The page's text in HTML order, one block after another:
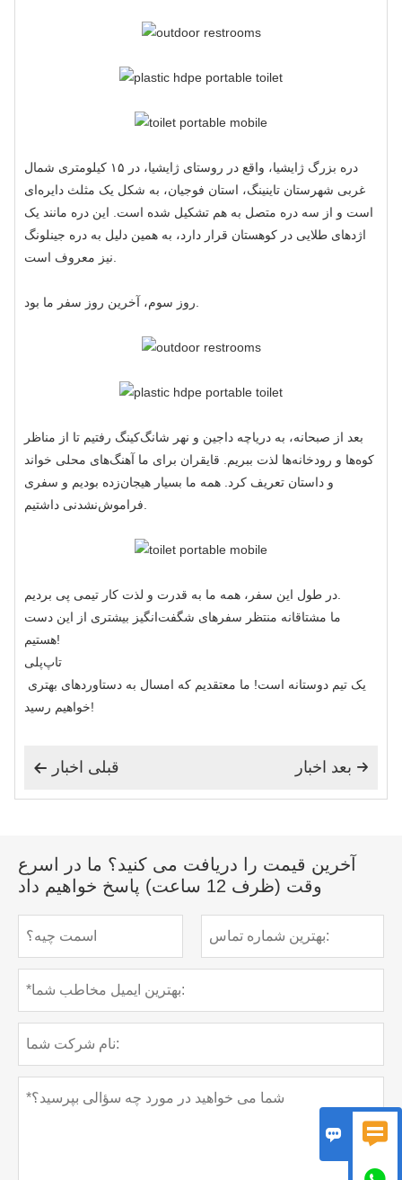
دره بزرگ ژایشیا، واقع در روستای ژایشیا، در ۱۵ کیلومتری شمال
غربی شهرستان تاینینگ، استان فوجیان، به شکل یک مثلث دایره‌ای
است و از سه دره متصل به هم تشکیل شده است. این دره مانند یک
اژدهای طلایی در کوهستان قرار دارد، به همین دلیل به دره جینلونگ
بعد از صبحانه، به دریاچه داجین و نهر شانگ‌کینگ رفتیم تا از مناظر
کوه‌ها و رودخانه‌ها لذت ببریم. قایقران برای ما آهنگ‌های محلی خواند
و داستان تعریف کرد. همه ما بسیار هیجان‌زده بودیم و سفری
ما مشتاقانه منتظر سفرهای شگفت‌انگیز بیشتری از این دست
هستیم!
تاپ‌پلی
خواهیم رسید!
 قبلی اخبار  بعد اخبار
آخرین قیمت را دریافت می کنید؟ ما در اسرع
وقت (ظرف 12 ساعت) پاسخ خواهیم داد
 